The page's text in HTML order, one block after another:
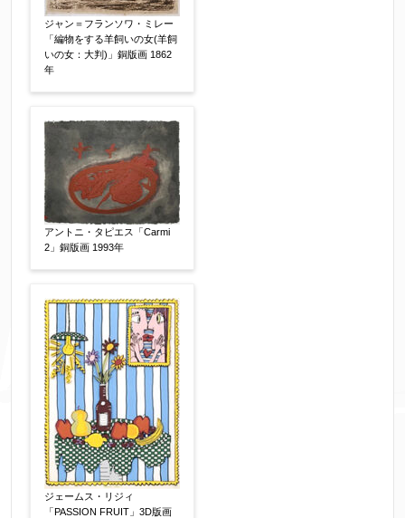
ジャン＝フランソワ・ミレー
「編物をする羊飼いの女(羊飼
いの女：大判)」銅版画 1862
年
アントニ・タピエス「Carmi
2」銅版画 1993年
ジェームス・リジィ
「PASSION FRUIT」3D版画